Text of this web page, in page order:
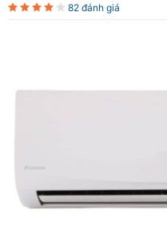
82 đánh giá